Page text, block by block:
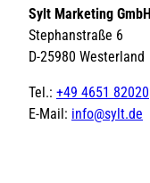
Sylt Marketing GmbH
Stephanstraße 6
D-25980 Westerland
Tel.: +49 4651 82020
E-Mail: info@sylt.de